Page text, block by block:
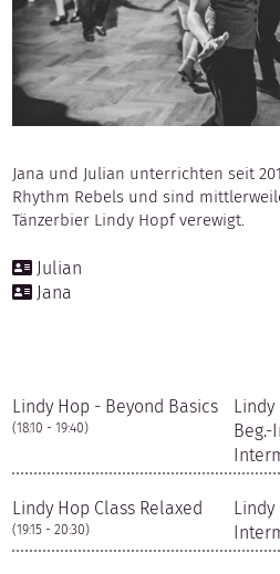
Jana und Julian unterrichten seit
Rhythm Rebels und sind
Tänzerbier Lindy Hopf verewigt.
Julian
Jana
Lindy Hop - Beyond Basics
(18:10 - 19:40)
Lindy
Beg.-
Lindy Hop Class Relaxed
(19:15 - 20:30)
Lindy